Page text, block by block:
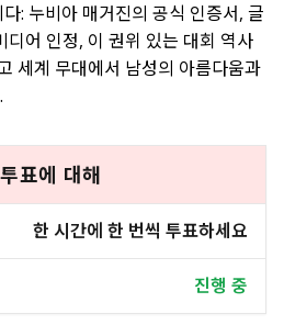
: 누비아 매거진의 공식 인증서, 글
디어 인정, 이 권위 있는 대회 역사
세계 무대에서 남성의 아름다움과
표에 대해
한 시간에 한 번씩 투표하세요
진행 중